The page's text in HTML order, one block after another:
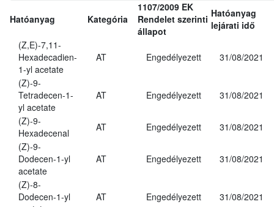
Hatóanyag Kategória
1107/2009 EK
Rendelet szerinti
állapot
Hatóanyag
lejárati idő
(Z,E)-7,11-
Hexadecadien-
1-yl acetate
AT Engedélyezett 31/08/2021
(Z)-9-
Tetradecen-1-
yl acetate
AT Engedélyezett 31/08/2021
(Z)-9-
Hexadecenal
AT Engedélyezett
31/08/2021
(Z)-9-
Dodecen-1-yl
acetate
AT Engedélyezett 31/08/2021
(Z)-8-
Dodecen-1-yl
AT Engedélyezett 31/08/2021